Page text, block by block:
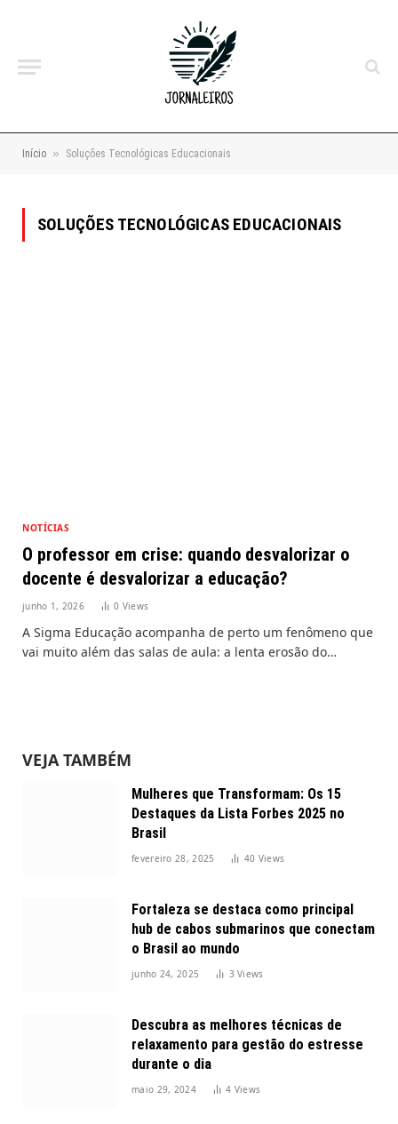
Início » Soluções Tecnológicas Educacionais
SOLUÇÕES TECNOLÓGICAS EDUCACIONAIS
NOTÍCIAS
O professor em crise: quando desvalorizar o
docente é desvalorizar a educação?
junho 1, 2026 0 Views
A Sigma Educação acompanha de perto um fenômeno que
vai muito além das salas de aula: a lenta erosão do…
VEJA TAMBÉM
Mulheres que Transformam: Os 15
Destaques da Lista Forbes 2025 no
Brasil
fevereiro 28, 2025 40 Views
Fortaleza se destaca como principal
hub de cabos submarinos que conectam
o Brasil ao mundo
junho 24, 2025 3Views
Descubra as melhores técnicas de
relaxamento para gestão do estresse
durante o dia
maio 29, 2024 4 Views